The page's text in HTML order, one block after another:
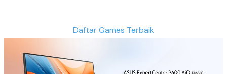
Daftar Games Terbaik